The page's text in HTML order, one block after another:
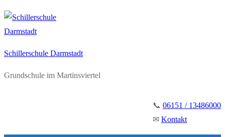
Schillerschule Darmstadt
Grundschule im Martinsviertel
📞 06151 / 13486000
✉ Kontakt